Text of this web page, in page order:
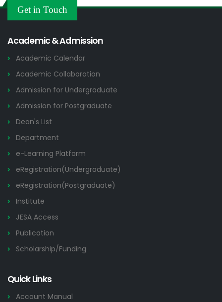
2026
Others
Get in Touch
Academic & Admission
Academic Calendar
Academic Collaboration
Admission for Undergraduate
Admission for Postgraduate
Dean's List
Department
e-Learning Platform
eRegistration(Undergraduate)
eRegistration(Postgraduate)
Institute
JESA Access
Publication
Scholarship/Funding
Quick Links
Account Manual